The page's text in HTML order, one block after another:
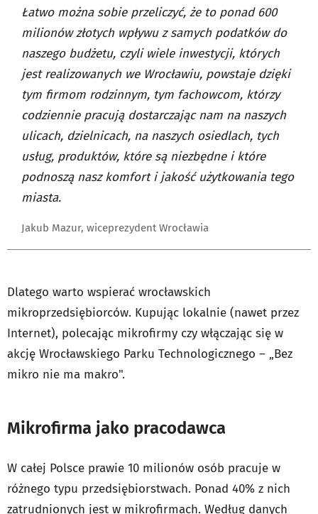
Łatwo można sobie przeliczyć, że to ponad 600
milionów złotych wpływu z samych podatków do
naszego budżetu, czyli wiele inwestycji, których
jest realizowanych we Wrocławiu, powstaje dzięki
tym firmom rodzinnym, tym fachowcom, którzy
codziennie pracują dostarczając nam na naszych
ulicach, dzielnicach, na naszych osiedlach, tych
usług, produktów, które są niezbędne i które
podnoszą nasz komfort i jakość użytkowania tego
miasta.
Jakub Mazur, wiceprezydent Wrocławia
Dlatego warto wspierać wrocławskich
mikroprzedsiębiorców. Kupując lokalnie (nawet przez
Internet), polecając mikrofirmy czy włączając się w
akcję Wrocławskiego Parku Technologicznego – „Bez
mikro nie ma makro".
Mikrofirma jako pracodawca
W całej Polsce prawie 10 milionów osób pracuje w
różnego typu przedsiębiorstwach. Ponad 40% z nich
zatrudnionych jest w mikrofirmach. Według danych